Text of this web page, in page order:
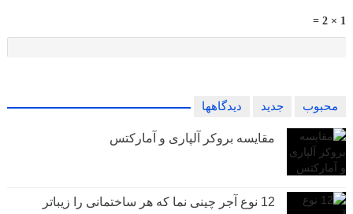
1 × 2 =
محبوب جدید دیدگاهها
مقایسه بروکر آلپاری و آمارکتس
12 نوع آجر چینی نما که هر ساختمانی را زیباتر